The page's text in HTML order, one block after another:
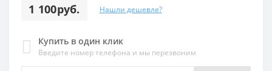
1 100руб. Нашли дешевле?
Купить в один клик
Введите номер телефона и мы перезвоним